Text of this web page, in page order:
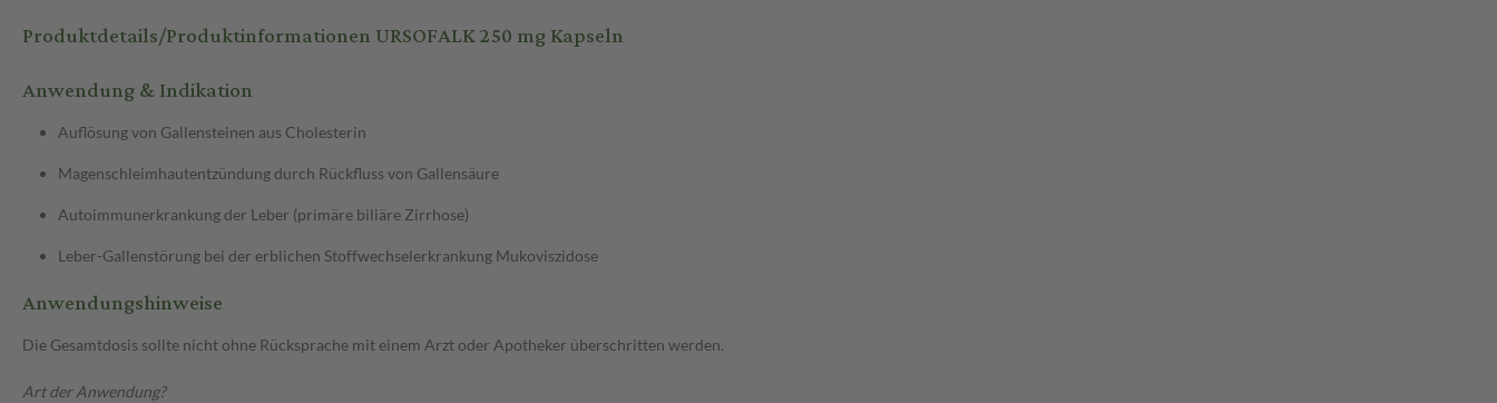
Produktdetails/Produktinformationen URSOFALK 250 mg Kapseln
Anwendung & Indikation
Auflösung von Gallensteinen aus Cholesterin
Magenschleimhautentzündung durch Rückfluss von Gallensäure
Autoimmunerkrankung der Leber (primäre biliäre Zirrhose)
Leber-Gallenstörung bei der erblichen Stoffwechselerkrankung Mukoviszidose
Anwendungshinweise
Die Gesamtdosis sollte nicht ohne Rücksprache mit einem Arzt oder Apotheker überschritten werden.
Art der Anwendung?